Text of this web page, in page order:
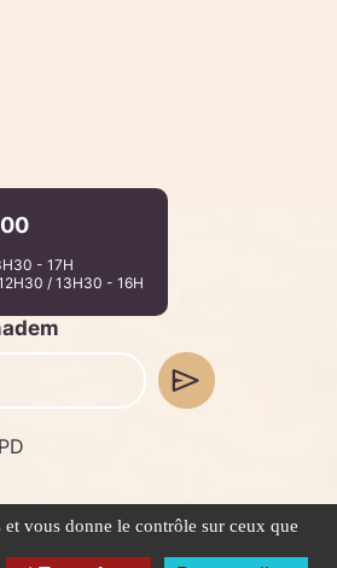
- 17H
/ 13H30 - 16H
-Stafe.fr
Politique de confidentialité
vous donne le contrôle sur ceux que